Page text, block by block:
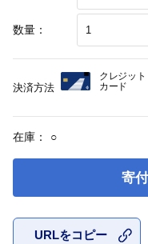
数量：
在庫： ○
寄
URLをコピー
決済方法
クレジット
カード